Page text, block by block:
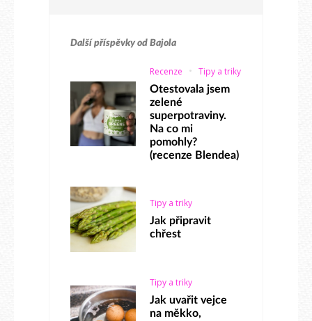
Další příspěvky odBajola
Recenze Tipy a triky
Otestovala jsem
zelené
superpotraviny.
Na co mi
pomohly?
(recenze Blendea)
Tipy a triky
Jak připravit
chřest
Tipy a triky
Jak uvařit vejce
na měkko,